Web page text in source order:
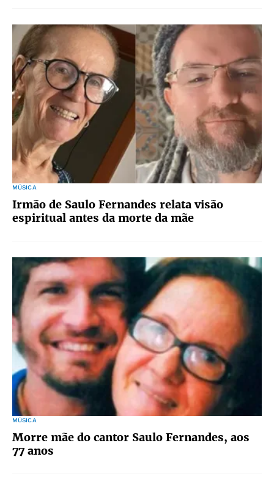
MÚSICA
Irmão de Saulo Fernandes relata visão
espiritual antes da morte da mãe
MÚSICA
Morre mãe do cantor Saulo Fernandes, aos
77 anos